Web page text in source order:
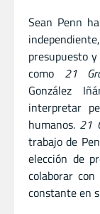
Sean Penn
presupuesto
como 21
González
interpretar
humanos. 21
trabajo de
elección de
colaborar
constante en